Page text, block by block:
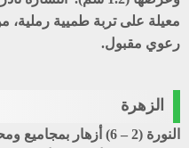
معيلة على تربة طميية رملية،
رعوي مقبول.
الزهرة
النورة (2 – 6) أزهار